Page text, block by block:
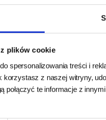
plików cookie
spersonalizowania treści i
korzystasz z naszej witryny,
połączyć te informacje z
kg
24h -